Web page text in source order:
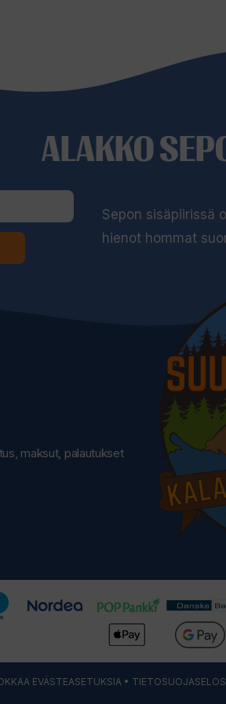
ALAKKO
Sepon sisäpiirissä
hienot hommat
maksut, palautukset
EVÄSTEASETUKSIA •